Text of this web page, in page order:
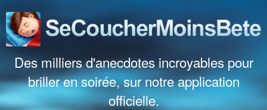
Des milliers d'anecdotes incroyables pour
briller en soirée, sur notre application
officielle.